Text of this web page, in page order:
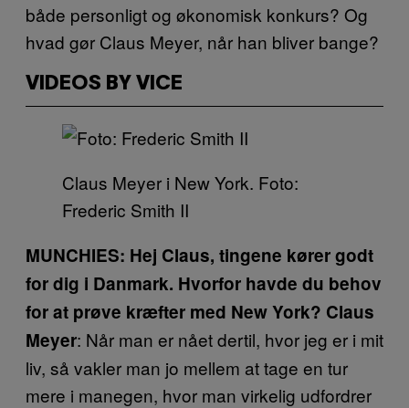
både personligt og økonomisk konkurs? Og
hvad gør Claus Meyer, når han bliver bange?
VIDEOS BY VICE
Claus Meyer i New York. Foto:
Frederic Smith II
MUNCHIES: Hej Claus, tingene kører godt
for dig i Danmark. Hvorfor havde du behov
for at prøve kræfter med New York? Claus
Meyer: Når man er nået dertil, hvor jeg er i mit
liv, så vakler man jo mellem at tage en tur
mere i manegen, hvor man virkelig udfordrer